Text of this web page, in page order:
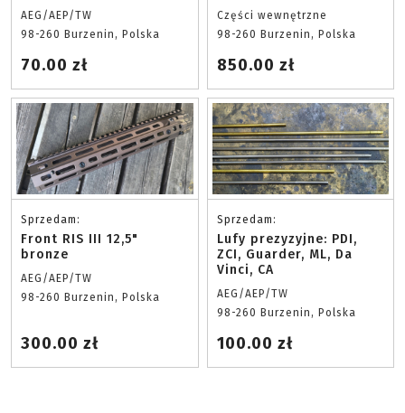
AEG/AEP/TW
98-260 Burzenin, Polska
70.00 zł
Części wewnętrzne
98-260 Burzenin, Polska
850.00 zł
Sprzedam:
Front RIS III 12,5"
bronze
AEG/AEP/TW
98-260 Burzenin, Polska
300.00 zł
Sprzedam:
Lufy prezyzyjne: PDI,
ZCI, Guarder, ML, Da
Vinci, CA
AEG/AEP/TW
98-260 Burzenin, Polska
100.00 zł